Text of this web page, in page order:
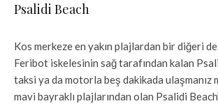
Psalidi Beach
Kos merkeze en yakın plajlardan bir diğeri de
Feribot iskelesinin sağ tarafından kalan
taksi ya da motorla beş dakikada ulaşmanız
mavi bayraklı plajlarından olan Psalidi